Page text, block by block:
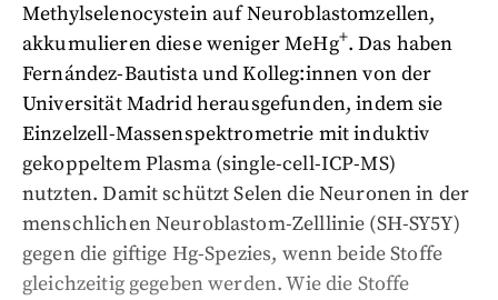
Methylselenocystein auf Neuroblastomzellen,
akkumulieren diese weniger MeHg+. Das haben
Fernández-Bautista und Kolleg:innen von der
Universität Madrid herausgefunden, indem sie
Einzelzell-Massenspektrometrie mit induktiv
gekoppeltem Plasma (single-cell-ICP-MS)
nutzten. Damit schützt Selen die Neuronen in der
menschlichen Neuroblastom-Zelllinie (SH-SY5Y)
gegen die giftige Hg-Spezies, wenn beide Stoffe
gleichzeitig gegeben werden. Wie die Stoffe